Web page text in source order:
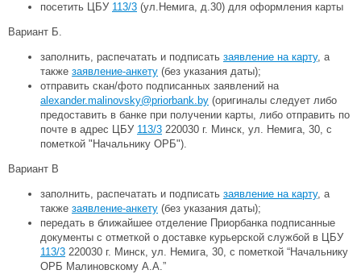
посетить ЦБУ 113/3 (ул.Немига, д.30) для оформления карты
Вариант Б.
заполнить, распечатать и подписать заявление на карту, а
также заявление-анкету (без указания даты);
отправить скан/фото подписанных заявлений на
alexander.malinovsky@priorbank.by (оригиналы следует либо
предоставить в банке при получении карты, либо отправить по
почте в адрес ЦБУ 113/3 220030 г. Минск, ул. Немига, 30, с
пометкой "Начальнику ОРБ").
Вариант В
заполнить, распечатать и подписать заявление на карту, а
также заявление-анкету (без указания даты);
передать в ближайшее отделение Приорбанка подписанные
документы с отметкой о доставке курьерской службой в ЦБУ
113/3 220030 г. Минск, ул. Немига, 30, с пометкой “Начальнику
ОРБ Малиновскому А.А.”